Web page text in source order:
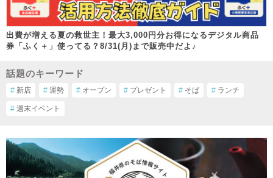
出費が増える夏の救世主！最大3,000円分お得になるデジタル商品
券「ふく＋」使ってる？8/31(月)まで販売中だよ♪
話題のキーワード
# 新店 # 運勢 # オープン # プレゼント # そば # ランチ
# 週末イベント